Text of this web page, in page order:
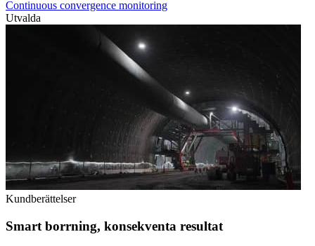
Continuous convergence monitoring
Utvalda
Kundberättelser
Smart borrning, konsekventa resultat